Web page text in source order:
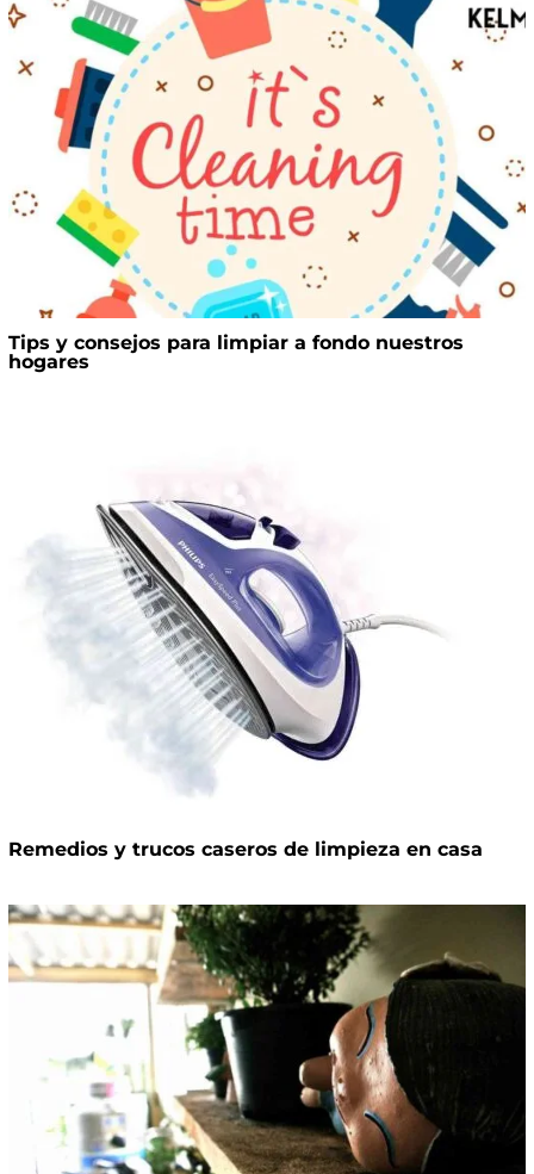
Tips y consejos para limpiar a fondo nuestros
hogares
Remedios y trucos caseros de limpieza en casa